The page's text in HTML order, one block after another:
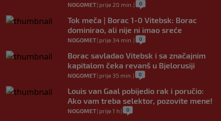
NOGOMET| prije 20 min. | 0
Tok meča | Borac 1-0 Vitebsk: Borac
dominirao, ali nije ni imao sreće
NOGOMET| prije 34 min. | 0
Borac savladao Vitebsk i sa značajnim
kapitalom čeka revanš u Bjelorusiji
NOGOMET| prije 35 min. | 0
Louis van Gaal pobijedio rak i poručio:
Ako vam treba selektor, pozovite mene!
NOGOMET| prije 1 h | 0